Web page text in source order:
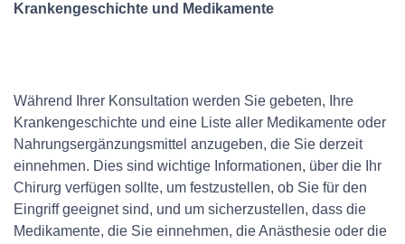
Krankengeschichte und Medikamente
Während Ihrer Konsultation werden Sie gebeten, Ihre
Krankengeschichte und eine Liste aller Medikamente oder
Nahrungsergänzungsmittel anzugeben, die Sie derzeit
einnehmen. Dies sind wichtige Informationen, über die Ihr
Chirurg verfügen sollte, um festzustellen, ob Sie für den
Eingriff geeignet sind, und um sicherzustellen, dass die
Medikamente, die Sie einnehmen, die Anästhesie oder die